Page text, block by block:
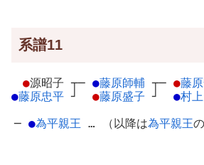
系譜11
●源昭子 ┬
●藤原忠平 ┘
─ ●藤原師輔 ┬
●藤原盛子 ┘
─ ●藤
●村
─ ●為平親王 … （以降は為平親王